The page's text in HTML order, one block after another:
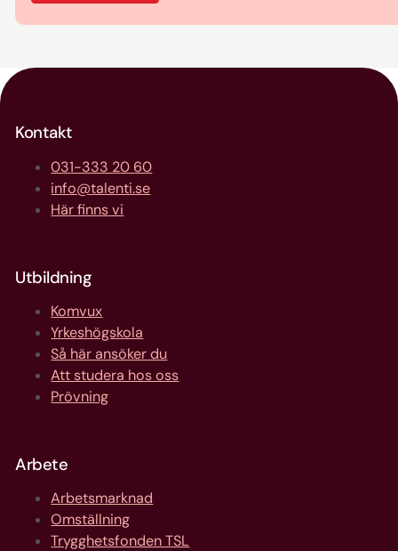
Kontakt
031-333 20 60
info@talenti.se
Här finns vi
Utbildning
Komvux
Yrkeshögskola
Så här ansöker du
Att studera hos oss
Prövning
Arbete
Arbetsmarknad
Omställning
Trygghetsfonden TSL